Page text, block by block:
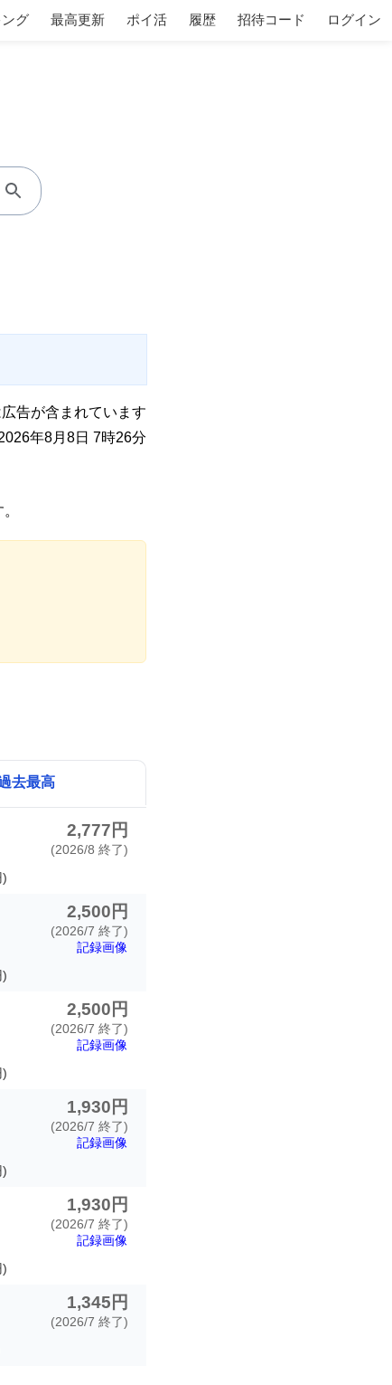
グ 最高更新 ポイ活 履歴 招待コード ログイン
告が含まれています
年8月8日 7時26分
去最高
2,777円
(2026/8 終了)
)
2,500円
(2026/7 終了)
記録画像
)
2,500円
(2026/7 終了)
記録画像
)
1,930円
(2026/7 終了)
記録画像
)
1,930円
(2026/7 終了)
記録画像
)
1,345円
(2026/7 終了)